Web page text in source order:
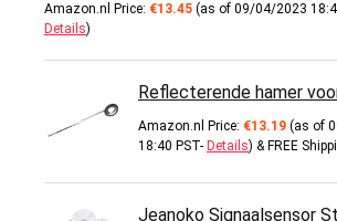
Amazon.nl Price: €13.45 (as of 09/04/2023
Details)
Reflecterende hamer
Amazon.nl Price: €13.19 (as of
18:40 PST- Details) & FREE
Jeanoko Signaalsensor